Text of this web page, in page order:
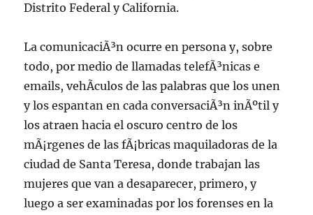
Distrito Federal y California.
La comunicaciÃ³n ocurre en persona y, sobre
todo, por medio de llamadas telefÃ³nicas e
emails, vehÃ­culos de las palabras que los unen
y los espantan en cada conversaciÃ³n inÃºtil y
los atraen hacia el oscuro centro de los
mÃ¡rgenes de las fÃ¡bricas maquiladoras de la
ciudad de Santa Teresa, donde trabajan las
mujeres que van a desaparecer, primero, y
luego a ser examinadas por los forenses en la